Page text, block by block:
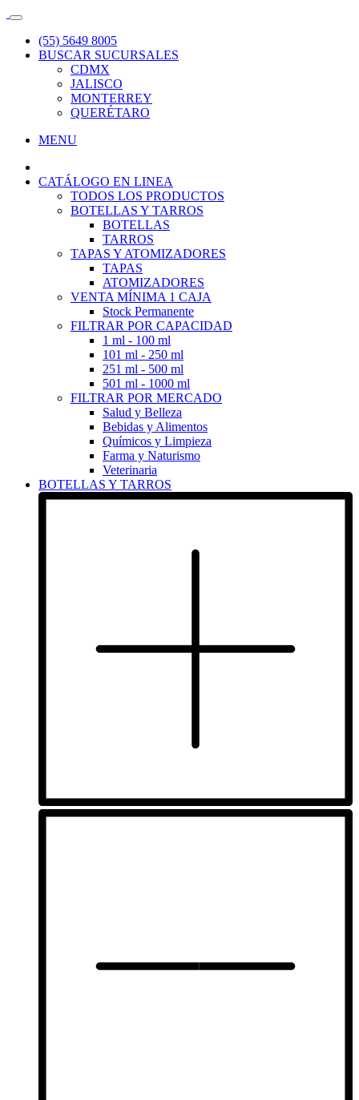
(55) 5649 8005
BUSCAR SUCURSALES
CDMX
JALISCO
MONTERREY
QUERÉTARO
MENU
CATÁLOGO EN LINEA
TODOS LOS PRODUCTOS
BOTELLAS Y TARROS
BOTELLAS
TARROS
TAPAS Y ATOMIZADORES
TAPAS
ATOMIZADORES
VENTA MÍNIMA 1 CAJA
Stock Permanente
FILTRAR POR CAPACIDAD
1 ml - 100 ml
101 ml - 250 ml
251 ml - 500 ml
501 ml - 1000 ml
FILTRAR POR MERCADO
Salud y Belleza
Bebidas y Alimentos
Químicos y Limpieza
Farma y Naturismo
Veterinaria
BOTELLAS Y TARROS